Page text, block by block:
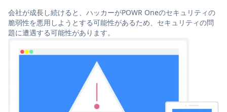
会社が成長し続けると、ハッカーがPOWR Oneのセキュリティの
脆弱性を悪用しようとする可能性があるため、セキュリティの問
題に遭遇する可能性があります。